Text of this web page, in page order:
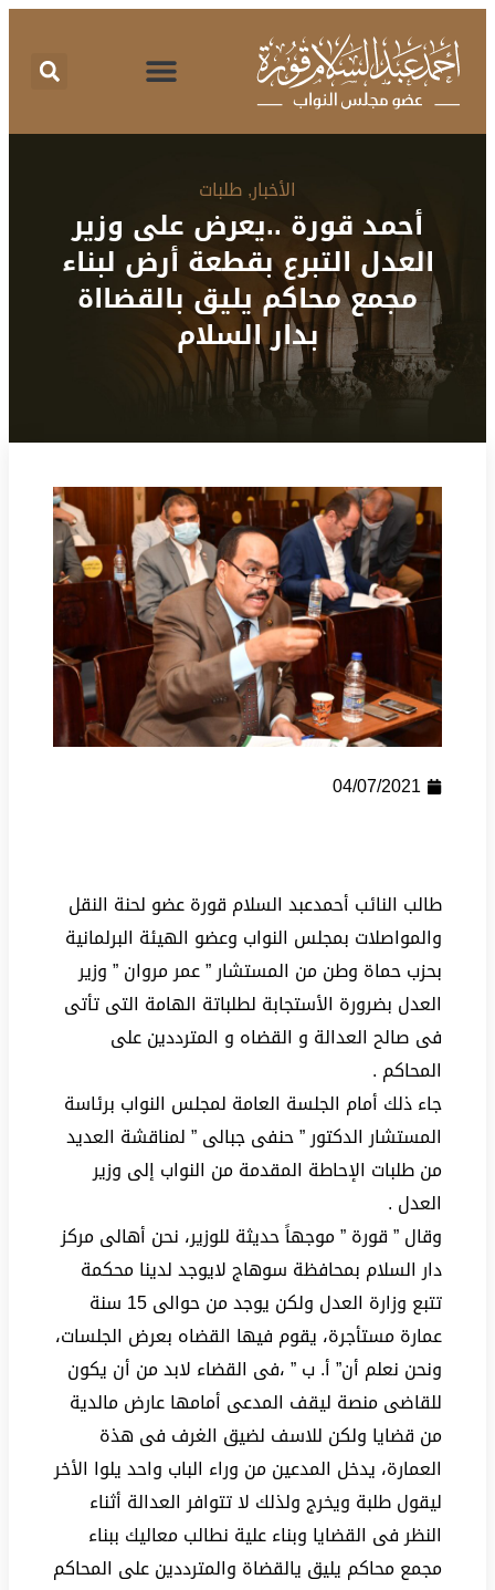
الأخبار,طلبات
أحمد قورة ..يعرض على وزير
العدل التبرع بقطعة أرض لبناء
مجمع محاكم يليق بالقضااة
بدار السلام
04/07/2021
طالب النائب أحمدعبد السلام قورة عضو لحنة النقل
والمواصلات بمجلس النواب وعضو الهيئة البرلمانية
بحزب حماة وطن من المستشار ” عمر مروان ” وزير
العدل بضرورة الأستجابة لطلباتة الهامة التى تأتى
فى صالح العدالة و القضاه و المترددين على
المحاكم .
جاء ذلك أمام الجلسة العامة لمجلس النواب برئاسة
المستشار الدكتور ” حنفى جبالى ” لمناقشة العديد
من طلبات الإحاطة المقدمة من النواب إلى وزير
العدل .
وقال ” قورة ” موجهاً حديثة للوزير، نحن أهالى مركز
دار السلام بمحافظة سوهاج لايوجد لدينا محكمة
تتبع وزارة العدل ولكن يوجد من حوالى 15 سنة
عمارة مستأجرة، يقوم فيها القضاه بعرض الجلسات،
ونحن نعلم أن” أ. ب ” ،فى القضاء لابد من أن يكون
للقاضى منصة ليقف المدعى أمامها عارض مالدية
من قضايا ولكن للاسف لضيق الغرف فى هذة
العمارة، يدخل المدعين من وراء الباب واحد يلوا الأخر
ليقول طلبة ويخرج ولذلك لا تتوافر العدالة أثناء
النظر فى القضايا وبناء علية نطالب معاليك ببناء
مجمع محاكم يليق يالقضاة والمترددين على المحاكم